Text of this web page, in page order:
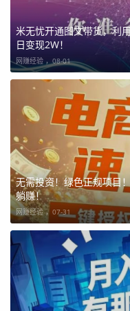
米无忧开通图文带货，利
日变现2W！
网赚经验 ， 08-01
无需投资！绿色正规项目
躺赚！
网赚经验 ， 07-31